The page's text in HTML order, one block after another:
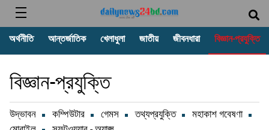
অর্থনীতি আন্তর্জাতিক খেলাধুলা জাতীয় জীবনধারা বিজ্ঞান-প্রযুক্তি
বিজ্ঞান-প্রযুক্তি
উদ্ভাবন কম্পিউটার গেমস তথ্যপ্রযুক্তি
মহাকাশ গবেষণা